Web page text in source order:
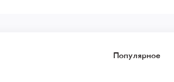
Популярное